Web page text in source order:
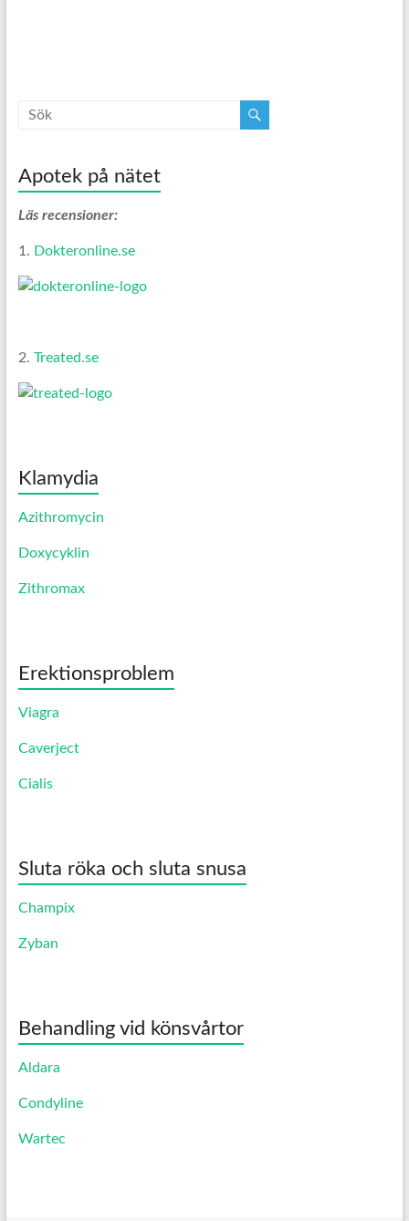
Apotek på nätet
Läs recensioner:
1. Dokteronline.se
2. Treated.se
Klamydia
Azithromycin
Doxycyklin
Zithromax
Erektionsproblem
Viagra
Caverject
Cialis
Sluta röka och sluta snusa
Champix
Zyban
Behandling vid könsvårtor
Aldara
Condyline
Wartec